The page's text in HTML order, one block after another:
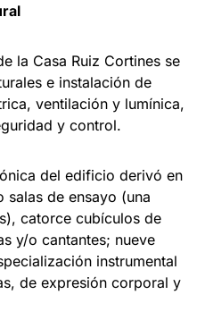
la Casa Ruiz Cortines se
e instalación de
ventilación y lumínica,
y control.
del edificio derivó en
salas de ensayo (una
catorce cubículos de
y/o cantantes; nueve
instrumental
de expresión corporal y